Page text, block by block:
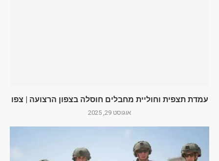
עמדת תצפית וחוליית מחבלים חוסלה בצפון הרצועה | צפו
אוגוסט 29, 2025